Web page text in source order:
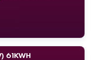
61KWH